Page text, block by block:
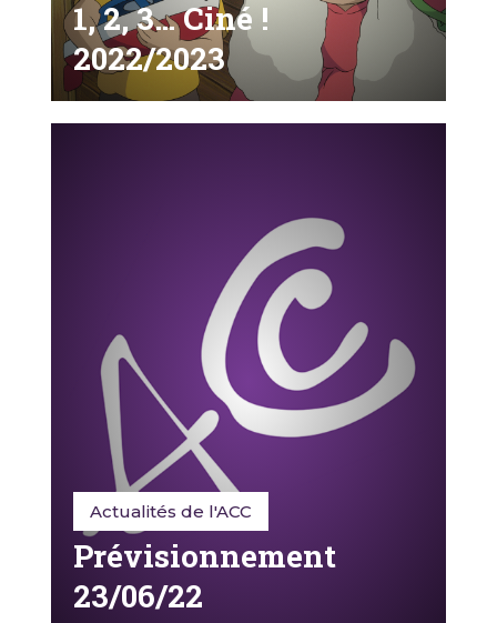
1, 2, 3… Ciné !
2022/2023
Actualités de l'ACC
Prévisionnement
23/06/22